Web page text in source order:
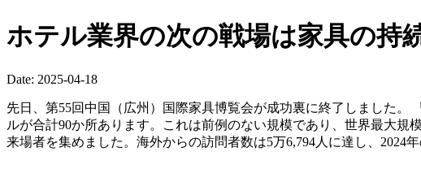
ホテル業界の次の戦場は家具の持
Date: 2025-04-18
先日、第55回中国（広州）国際家具博覧会が成功裏に終了しました
ルが合計90か所あります。これは前例のない規模であり、世界最大規
来場者を集めました。海外からの訪問者数は5万6,794人に達し、2024